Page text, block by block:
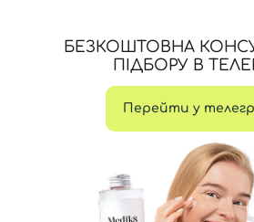
БЕЗКОШТОВНА
ПІДБОРУ В
Перейти у